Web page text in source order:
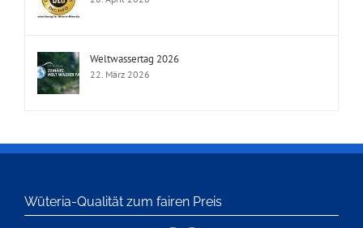
Weltwassertag 2026
22. März 2026
Wüteria-Qualität zum fairen Preis